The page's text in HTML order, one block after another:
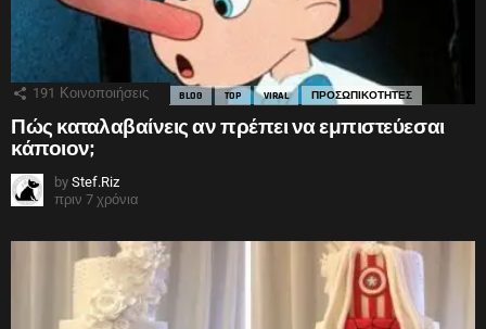
191 Κοινοποιήσεις BLOG TOP VIRAL ΠΡΟΣΩΠΙΚΟΤΗΤΕΣ
Πώς καταλαβαίνεις αν πρέπει να εμπιστεύεσαι
κάποιον;
by Stef.Riz
πριν 7 χρόνια